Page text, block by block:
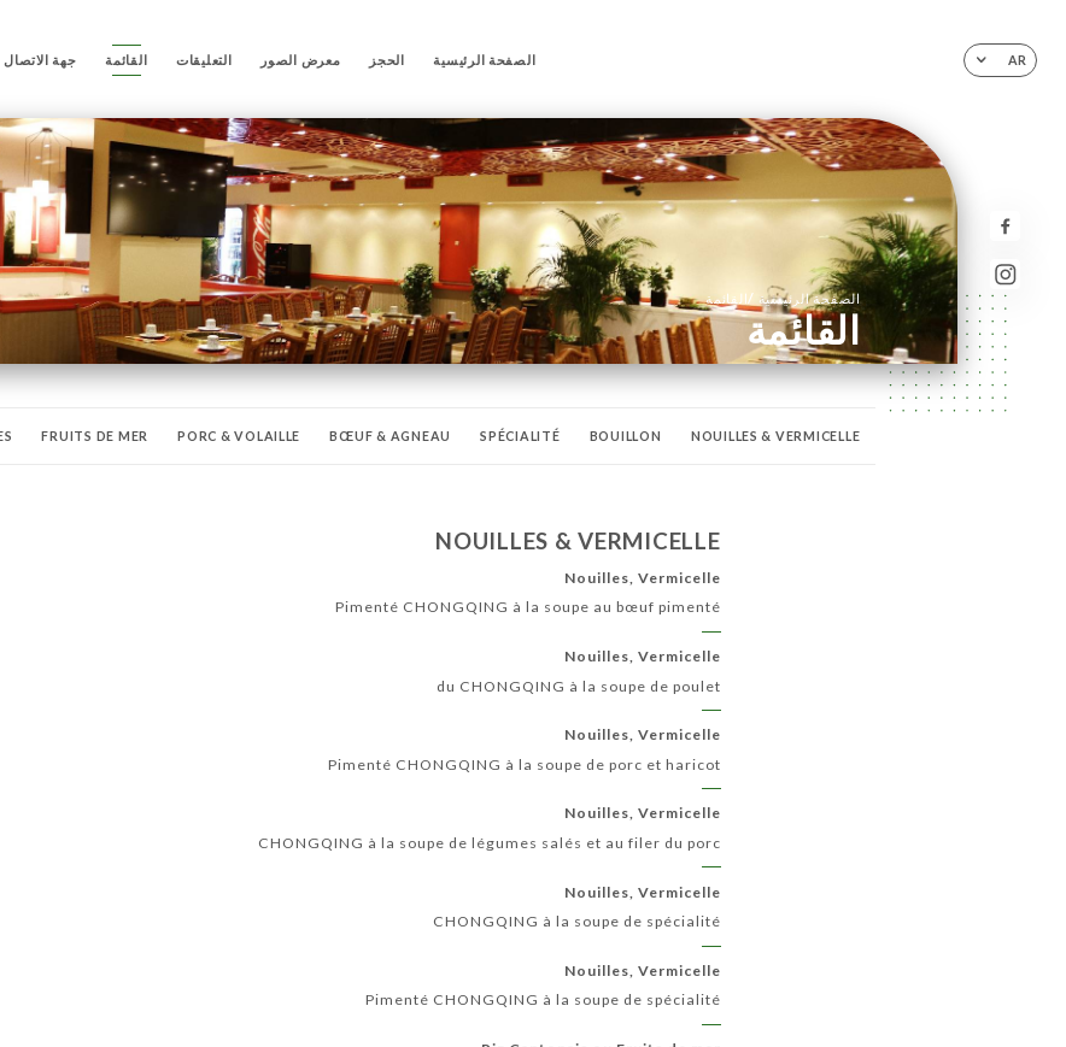
AR الصفحة الرئيسية الحجز معرض الصور التعليقات القائمة جهة الاتصال
الصفحة الرئيسية /القائمة
القائمة
NOUILLES & VERMICELLE
BOUILLON
SPÉCIALITÉ
BŒUF & AGNEAU
PORC & VOLAILLE
FRUITS DE MER
NOUILLES & VERMICELLE
Nouilles, Vermicelle
Pimenté CHONGQING à la soupe au bœuf pimenté
Nouilles, Vermicelle
du CHONGQING à la soupe de poulet
Nouilles, Vermicelle
Pimenté CHONGQING à la soupe de porc et haricot
Nouilles, Vermicelle
CHONGQING à la soupe de légumes salés et au filer du porc
Nouilles, Vermicelle
CHONGQING à la soupe de spécialité
Nouilles, Vermicelle
Pimenté CHONGQING à la soupe de spécialité